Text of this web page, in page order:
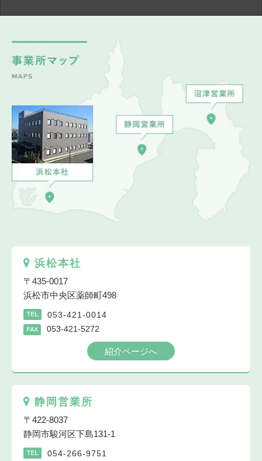
浜松本社
〒435-0017
浜松市中央区薬師町498
TEL 053-421-0014
FAX 053-421-5272
紹介ページへ
静岡営業所
〒422-8037
静岡市駿河区下島131-1
TEL 054-266-9751